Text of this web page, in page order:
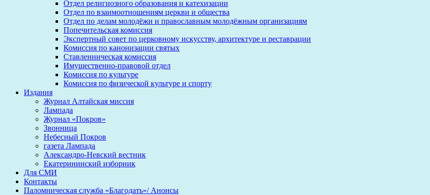
Отдел религиозного образования и катехизации
Отдел по взаимоотношениям церкви и общества
Отдел по делам молодёжи и православным молодёжным организациям
Попечительская комиссия
Экспертный совет по церковному искусству, архитектуре и реставрации
Комиссия по канонизации святых
Ставленническая комиссия
Имущественно-правовой отдел
Комиссия по культуре
Комиссия по физической культуре и спорту
Издания
Журнал Алтайская миссия
Лампада
Журнал «Покров»
Звонница
Небесный Покров
газета Лампада
Александро-Невский вестник
Екатерининский изборник
Для СМИ
Контакты
Паломническая служба «Благодать»/ Анонсы